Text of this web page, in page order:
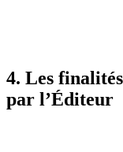
4. Les
par l’Éditeur